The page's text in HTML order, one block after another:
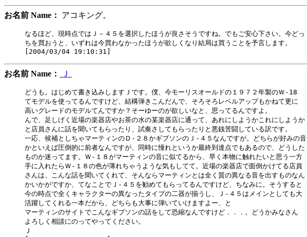
お名前 Name： アコキング。
なるほど、現時点ではＪ－４５を選択したほうが良さそうですね。でもご安心下さい。今どっ
ちを買おうと、いずれは今買わなかったほうが欲しくなり結局は買うことを予言します。
お名前 Name： Ｊ
どうも。はじめて書き込みしますＪです。僕、今モーリスオールドの１９７２年製のＷ-18
てモデルを使ってるんですけど、結構弾きこんだんで、そろそろレベルアップもかねて更に
高いグレードのモデルてんですか？そーゆーのが欲しいなと、思ってるんですよ。
んで、足しげく近場の楽器店やお茶の水の某楽器店に通って、あれにしようかこれにしようか
と店員さんに話を聞いてもらったり、試奏さしてもらったりと悪銭苦闘している訳です。
一応、候補としちゃマーティンのＤ-２８かギブソンのＪ-４５なんですが。どちらが好みの音
かといえば圧倒的に前者なんですが、同時に憧れというか最終到達点でもあるので、どうした
ものか迷ってます。Ｗ-１８がマーティンの音に似てるから、早く本物に触れたいと思う一方
手に入れたらＷ-１８の色が薄れちゃうような気もしてて。近場の楽器店で面倒かけてる店員
さんは、こんな話を聞いてくれて、そんならマーティンとは全く質の異なる音を出すものなん
かいかがですか、てなことでＪ-４５を勧めてもらってるんですけど、ちなみに。そうすると
今の時点で全くキャラクターの異なったタイプの二器が揃うし、Ｊ-４５はメインとしても大
活躍してくれる一本だから、どちらも大事に弾いていけますよー、と
マーティンのサイトでこんなギブソンの話をして恐縮なんですけど．．．。どうかみなさん
よろしく相談にのってやってください。
Ｊ